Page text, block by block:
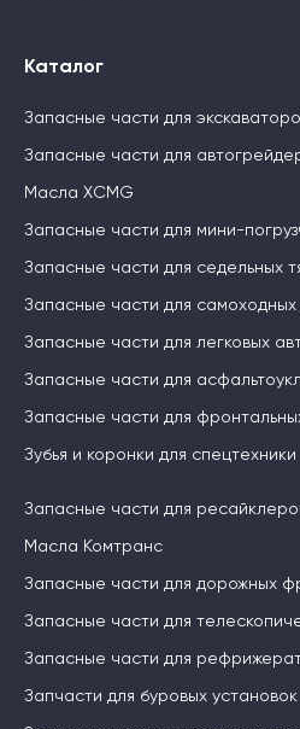
Каталог
Запасные части для
Запасные части для
Масла XCMG
Запасные части для мини-
Запасные части для седельных
Запасные части для самоходных
Запасные части для легковых
Запасные части для
Запасные части для
Зубья и коронки для спецтехники
Запасные части для
Масла Комтранс
Запасные части для дорожных
Запасные части для
Запасные части для
Запчасти для буровых установок